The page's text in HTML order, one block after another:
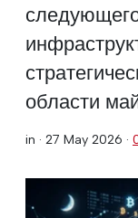
области
in · 27 May 2026 ·